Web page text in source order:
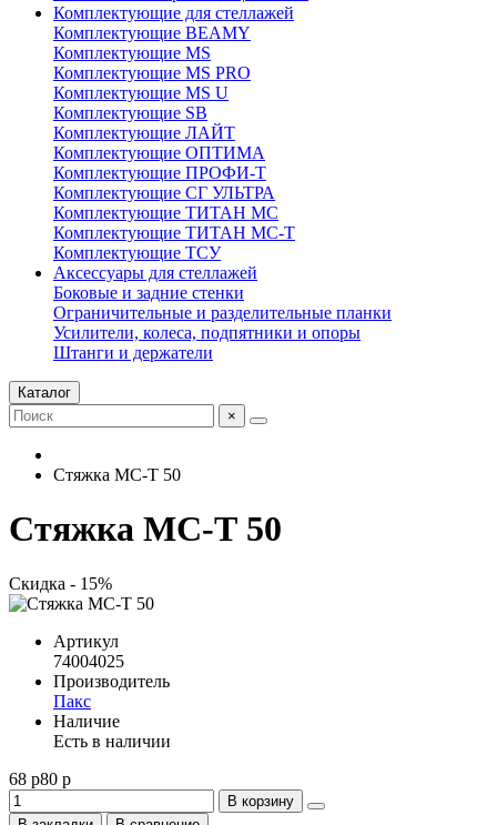
Комплектующие для стеллажей
Комплектующие BEAMY
Комплектующие MS
Комплектующие MS PRO
Комплектующие MS U
Комплектующие SB
Комплектующие ЛАЙТ
Комплектующие ОПТИМА
Комплектующие ПРОФИ-Т
Комплектующие СГ УЛЬТРА
Комплектующие ТИТАН МС
Комплектующие ТИТАН МС-Т
Комплектующие ТСУ
Аксессуары для стеллажей
Боковые и задние стенки
Ограничительные и разделительные планки
Усилители, колеса, подпятники и опоры
Штанги и держатели
Каталог
×
Стяжка МС-Т 50
Стяжка МС-Т 50
Скидка - 15%
Артикул
74004025
Производитель
Пакс
Наличие
Есть в наличии
68 р80 р
В корзину